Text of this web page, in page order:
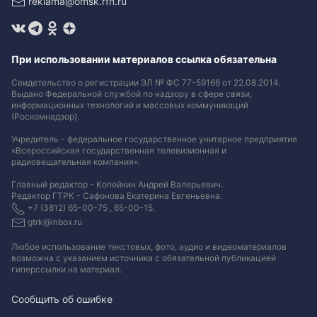
При использовании материалов ссылка обязательна
Свидетельство о регистрации ЭЛ № ФС 77-59166 от 22.08.2014.
Выдано Федеральной службой по надзору в сфере связи,
информационных технологий и массовых коммуникаций
(Роскомнадзор).
Учредитель - федеральное государственное унитарное предприятие
«Всероссийская государственная телевизионная и
радиовещательная компания».
Главный редактор - Копейкин Андрей Валерьевич.
Редактор ГТРК - Сафонова Екатерина Евгеньевна.
+7 (3812) 65-00-75 , 65-00-15.
gtrk@inbox.ru
Любое использование текстовых, фото, аудио и видеоматериалов
возможна с указанием источника с обязательной публикацией
гиперссылки на материал.
Сообщить об ошибке